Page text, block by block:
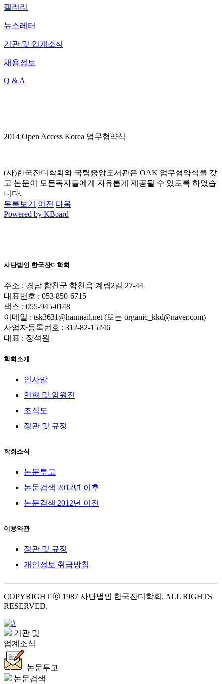
갤러리
뉴스레터
기관 및 업계소식
채용정보
Q & A
2014 Open Access Korea 업무협약식
(사)한국잔디학회와 국립중앙도서관은 OAK 업무협약식을 갖
고 논문이 모든독자들에게 자유롭게 제공될 수 있도록 하였습
니다.
목록보기
이전 다음
Powered by KBoard
사단법인 한국잔디학회
주소 : 경남 합천군 합천읍 계림2길 27-44
대표번호 : 053-850-6715
팩스 : 055-945-0148
이메일 : tsk3631@hanmail.net (또는 organic_kkd@naver.com)
사업자등록번호 : 312-82-15246
대표 : 장석원
학회소개
인사말
연혁 및 임원진
조직도
정관 및 규정
학회소식
논문투고
논문검색 2012년 이후
논문검색 2012년 이전
이용약관
정관 및 규정
개인정보 취급방침
COPYRIGHT ⓒ 1987 사단법인 한국잔디학회. ALL RIGHTS
RESERVED.
기관 및
업계소식
논문투고
논문검색